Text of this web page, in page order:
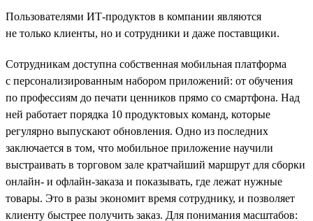
Пользователями ИТ-продуктов в компании являются
не только клиенты, но и сотрудники и даже поставщики.
Сотрудникам доступна собственная мобильная платформа
с персонализированным набором приложений: от обучения
по профессиям до печати ценников прямо со смартфона. Над
ней работает порядка 10 продуктовых команд, которые
регулярно выпускают обновления. Одно из последних
заключается в том, что мобильное приложение научили
выстраивать в торговом зале кратчайший маршрут для сборки
онлайн- и офлайн-заказа и показывать, где лежат нужные
товары. Это в разы экономит время сотруднику, и позволяет
клиенту быстрее получить заказ. Для понимания масштабов: